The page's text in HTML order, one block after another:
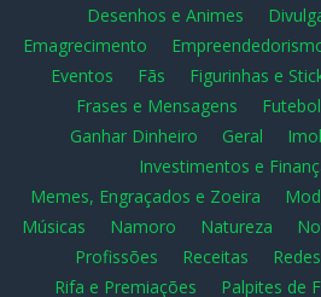
Desenhos e Animes
Emagrecimento
Eventos
Fãs Figurinhas e
Frases e Mensagens
Futebol
Ganhar Dinheiro
Geral
Investimentos e
Memes, Engraçados e Zoeira
Músicas
Namoro Natureza
Profissões
Receitas
Rifa e Premiações
Palpites de